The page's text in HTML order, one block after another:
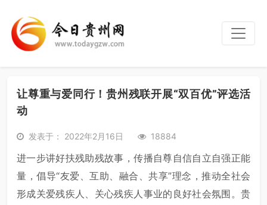
让尊重与爱同行！贵州残联开展“双百优”评选活
动
发表于： 2022年2月16日 18884
进一步讲好扶残助残故事，传播自尊自信自立自强正能
量，倡导“友爱、互助、融合、共享”理念，推动全社会
形成关爱残疾人、关心残疾人事业的良好社会氛围。贵